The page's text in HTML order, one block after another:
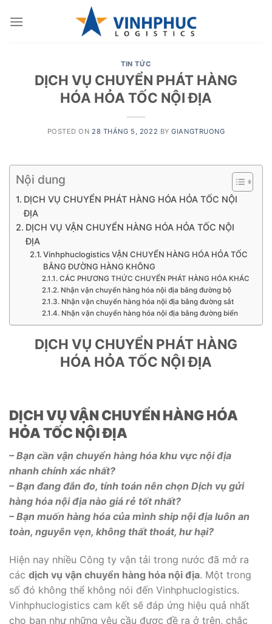
TIN TỨC
DỊCH VỤ CHUYỂN PHÁT HÀNG
HÓA HỎA TỐC NỘI ĐỊA
POSTED ON 28 THÁNG 5, 2022 BYGIANGTRUONG
Nội dung
DỊCH VỤ CHUYỂN PHÁT HÀNG HÓA HỎA TỐC NỘI
ĐỊA
DỊCH VỤ VẬN CHUYỂN HÀNG HÓA HỎA TỐC NỘI
ĐỊA
Vinhphuclogistics VẬN CHUYỂN HÀNG HÓA HỎA TỐC
BẰNG ĐƯỜNG HÀNG KHÔNG
CÁC PHƯƠNG THỨC CHUYỂN PHÁT HÀNG HÓA KHÁC
Nhận vận chuyển hàng hóa nội địa bằng đường bộ
Nhận vận chuyển hàng hóa nội địa bằng đường sắt
Nhận vận chuyển hàng hóa nội địa bằng đường biển
DỊCH VỤ CHUYỂN PHÁT HÀNG
HÓA HỎA TỐC NỘI ĐỊA
DỊCH VỤ VẬN CHUYỂN HÀNG HÓA
HỎA TỐC NỘI ĐỊA
– Bạn cần vận chuyển hàng hóa khu vực nội địa
nhanh chính xác nhất?
– Bạn đang đắn đo, tính toán nên chọn Dịch vụ gửi
hàng hóa nội địa nào giá rẻ tốt nhất?
– Bạn muốn hàng hóa của mình ship nội địa luôn an
toàn, nguyên vẹn, không thất thoát, hư hại?
Hiện nay nhiều Công ty vận tải trong nước đã mở ra
các dịch vụ vận chuyển hàng hóa nội địa. Một trong
số đó không thể không nói đến Vinhphuclogistics.
Vinhphuclogistics cam kết sẽ đáp ứng hiệu quả nhất
cho bạn như những yêu cầu được đề ra ở trên, chắc